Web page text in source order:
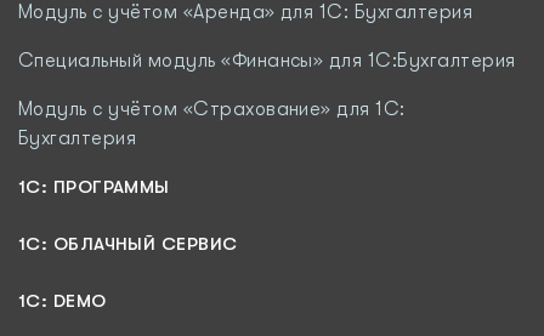
Модуль с учётом «Аренда» для 1С: Бухгалтерия
Специальный модуль «Финансы» для 1С:Бухгалтерия
Модуль c учётом «Страхование» для 1С:
Бухгалтерия
1С: ПРОГРАММЫ
1C: ОБЛАЧНЫЙ СЕРВИС
1C: DEMO